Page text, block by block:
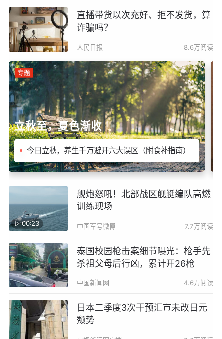
直播带货以次充好、拒不发货，算
诈骗吗？
人民日报 8.6万阅读
立秋至，夏色渐收
今日立秋，养生千万避开六大误区（附食补指南）
00:23
舰炮怒吼！北部战区舰艇编队高燃
训练现场
中国军号微博 7.7万阅读
泰国校园枪击案细节曝光：枪手先
杀祖父母后行凶，累计开26枪
中国新闻网 4.6万阅读
日本二季度3次干预汇市未改日元
颓势